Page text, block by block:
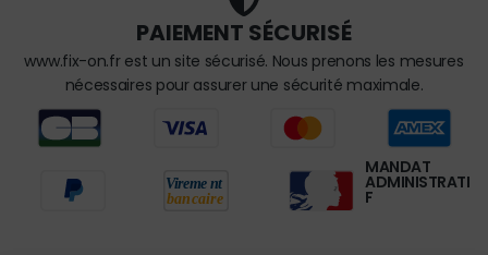
PAIEMENT SÉCURISÉ
www.fix-on.fr est un site sécurisé. Nous prenons les mesures
nécessaires pour assurer une sécurité maximale.
MANDAT
ADMINISTRATI
F